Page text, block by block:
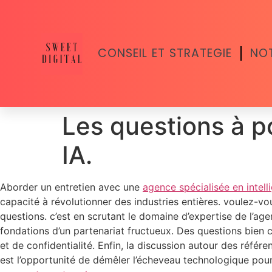
CONSEIL ET STRATEGIE
Les questions à
IA.
Aborder un entretien avec une agence spécialisée en
capacité à révolutionner des industries entières. voulez-
questions. c’est en scrutant le domaine d’expertise de
fondations d’un partenariat fructueux. Des questions
et de confidentialité. Enfin, la discussion autour des
est l’opportunité de démêler l’écheveau technologique